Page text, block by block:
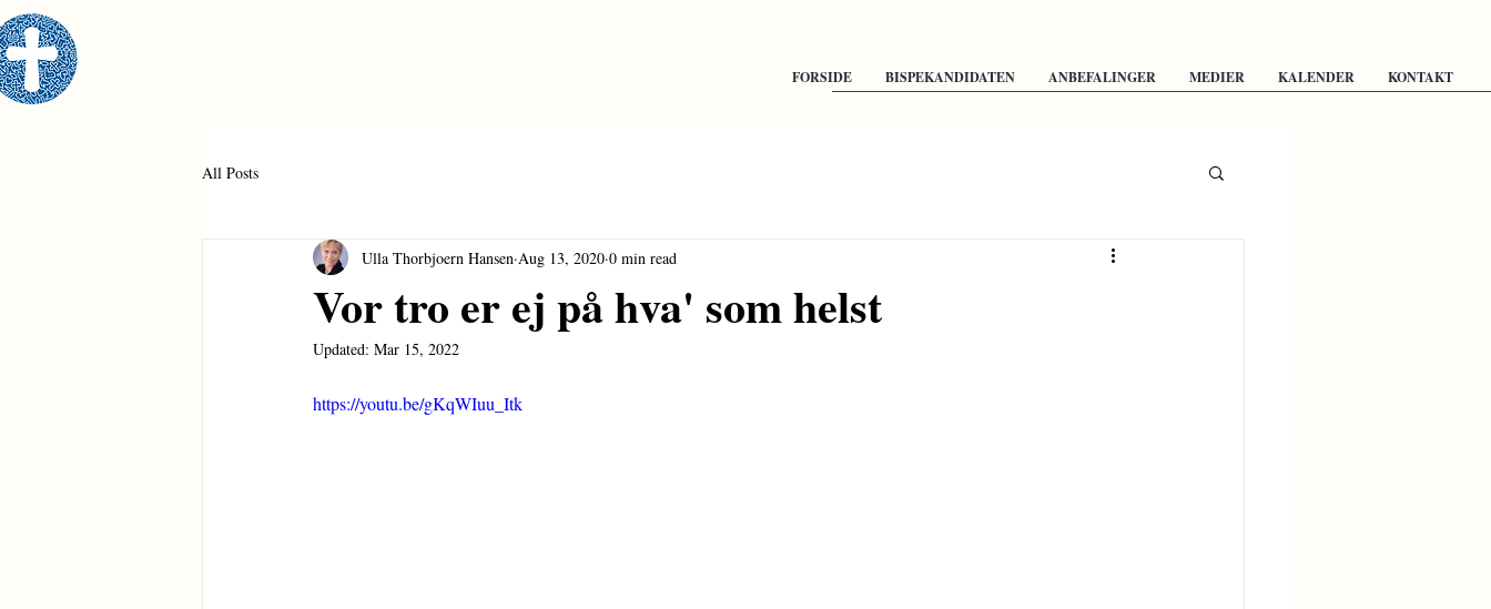
FORSIDE BISPEKANDIDATEN ANBEFALINGER MEDIER KALENDER KONTAKT
All Posts
Vor tro er ej på hva' som helst
Ulla Thorbjoern Hansen Aug 13, 2020 0 min read
Updated: Mar 15, 2022
https://youtu.be/gKqWIuu_Itk